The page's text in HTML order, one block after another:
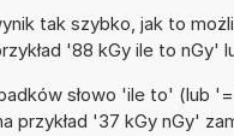
tak szybko, jak to
'88 kGy ile to nGy'
słowo 'ile to' (lub
przykład '37 kGy nGy'